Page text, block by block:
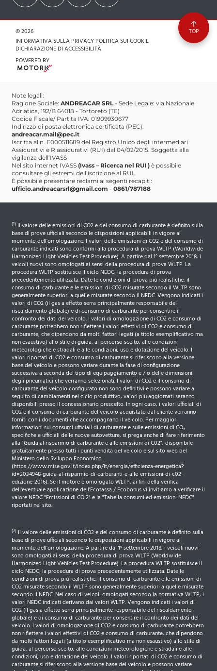
+393806354850
comunicazione.andreacar@gmail.com
Via Galileo Galilei, 273, 64021 Giulianova
+393290661887
comunicazione.andreacar@gmail.com
© 2026
INFORMATIVA SULLA PRIVACY POLITICA SUI COOKIE
DICHIARAZIONE DI ACCESSIBILITÀ
POWERED BY
TOP
Note legali:
Ragione Sociale: ANDREACAR SRL- Sede Legale: via Nazionale
Adriatica, 192/B 64018 - Tortoreto (TE)
Codice Fiscale/ Partita IVA: 01909930677
Indirizzo di posta elettronica certificata (PEC):
andreacar.mail@pec.it
Iscritta al n. E000511689 del Registro Unico degli intermediari
Assicurativi e Riassicurativi (RUI) dal 04/02/2015. Soggetta alla
vigilanza dell’IVASS
Nel sito internet IVASS (Ivass – Ricerca nel RUI ) è possibile
consultare gli estremi dell’iscrizione al RUI.
È possibile presentare reclami ai segenti recapiti:
ufficio.andreacarsrl@gmail.com - 0861/787188
(1) Il valore delle emissioni di CO2 e del consumo di carburante è definito sulla
base di prove ufficiali secondo le disposizioni applicabili in vigore al
momento dell'omologazione. I valori delle emissioni di CO2 e del consumo di
carburante indicati sono conformi alla procedura di prova WLTP (Worldwide
Harmonized Light Vehicles Test Procedure). A partire dal 1° settembre 2018, i
veicoli nuovi sono omologati ai sensi della procedura di prova WLTP. La
procedura WLTP sostituisce il ciclo NEDC, la procedura di prova
precedentemente utilizzata. Date le condizioni di prova più realistiche, il
consumo di carburante e le emissioni di CO2 misurate secondo il WLTP sono
generalmente superiori a quelle misurate secondo il NEDC. Vengono indicati i
valori di CO2 (il gas a effetto serra principalmente responsabile del
riscaldamento globale) e di consumo di carburante per consentire il
confronto dei dati del veicolo. I valori di omologazione di CO2 e consumo di
carburante potrebbero non riflettere i valori effettivi di CO2 e consumo di
carburante, che dipendono da molti fattori legati (a titolo esemplificativo ma
non esaustivo) allo stile di guida, al percorso scelto, alle condizioni
meteorologiche e stradali e alle condizioni, uso e dotazione del veicolo. I
valori riportati di CO2 e consumo di carburante si riferiscono alla versione
base del veicolo e possono variare durante la fase di configurazione
successiva a seconda del tipo di equipaggiamento e / o delle dimensioni
degli pneumatici che verranno selezionati. I valori di CO2 e il consumo di
carburante del veicolo configurato non sono definitivi e possono variare a
seguito di cambiamenti nel ciclo produttivo; valori più aggiornati saranno
disponibili presso il concessionario prescelto. In ogni caso, i valori ufficiali di
CO2 e il consumo di carburante del veicolo acquistato dal cliente verranno
forniti con i documenti che accompagnano il veicolo. Per maggiori
informazioni sui consumi ufficiali di carburante e sulle emissioni di CO₂
specifiche e ufficiali delle nuove autovetture, si prega anche di fare riferimento
alla "Guida al risparmio di carburante e alle emissioni di C02", disponibile
gratuitamente presso tutti i punti vendita del veicolo e sul sito web del
Ministero dello Sviluppo Economico
(https://www.mise.gov.it/index.php/it/energia/efficienza-energetica?
id=2034948-guida-al-risparmio-di-carburanti-e-alle-emissioni-di-c02-
edizione-2016). Se il motore è omologato WLTP, ai fini della verifica
dell'eventuale applicazione dell'Ecotassa / Ecobonus vi invitiamo a verificare il
valore NEDC "Emissioni di CO 2" e la "Tabella consumi ed emissioni NEDC"
riportati nel sito.
(2) Il valore delle emissioni di CO2 e del consumo di carburante è definito sulla
base di prove ufficiali secondo le disposizioni applicabili in vigore al
momento dell'omologazione. A partire dal 1° settembre 2018, i veicoli nuovi
sono omologati ai sensi della procedura di prova WLTP (Worldwide
Harmonized Light Vehicles Test Procedure). La procedura WLTP sostituisce il
ciclo NEDC, la procedura di prova precedentemente utilizzata. Date le
condizioni di prova più realistiche, il consumo di carburante e le emissioni di
CO2 misurate secondo il WLTP sono generalmente superiori a quelle misurate
secondo il NEDC. Nel caso di veicoli omologati secondo la normativa WLTP, i
valori NEDC indicati derivano dai valori WLTP. Vengono indicati i valori di
CO2 (il gas a effetto serra principalmente responsabile del riscaldamento
globale) e di consumo di carburante per consentire il confronto dei dati del
veicolo. I valori di omologazione di CO2 e consumo di carburante potrebbero
non riflettere i valori effettivi di CO2 e consumo di carburante, che dipendono
da molti fattori legati (a titolo esemplificativo ma non esaustivo) allo stile di
guida, al percorso scelto, alle condizioni meteorologiche e stradali e alle
condizioni, uso e dotazione del veicolo. I valori riportati di CO2 e consumo di
carburante si riferiscono alla versione base del veicolo e possono variare